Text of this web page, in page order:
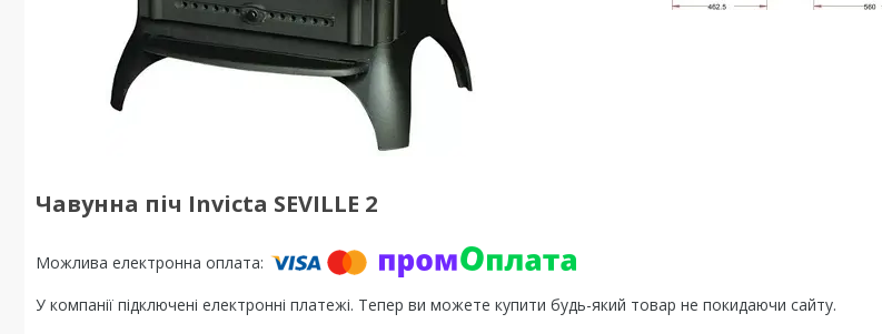
Чавунна піч Invicta SEVILLE 2
У компанії підключені електронні платежі. Тепер ви можете купити будь-який товар не покидаючи сайту.